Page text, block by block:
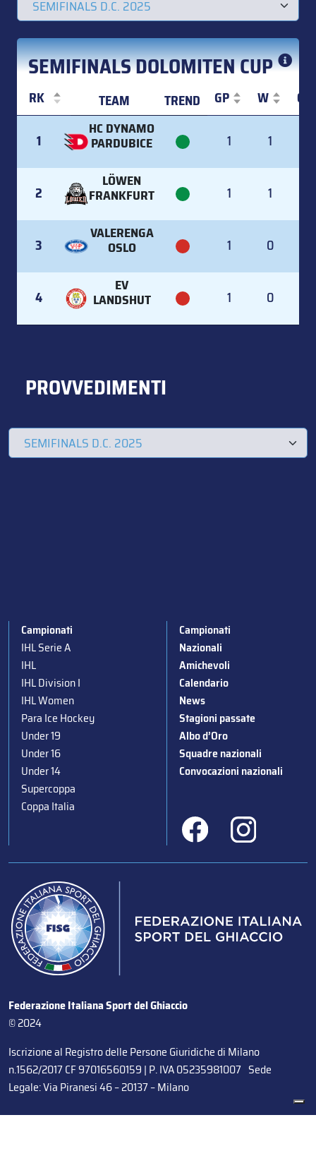
SEMIFINALS DOLOMITEN CUP
RK TEAM TREND GP W
TEAM
1
HC DYNAMO
PARDUBICE 1 1
2
LÖWEN
FRANKFURT 1 1
3
VALERENGA
OSLO 1 0
4
EV
LANDSHUT 1 0
PROVVEDIMENTI
Campionati
IHL Serie A
IHL
IHL Division I
IHL Women
Para Ice Hockey
Under 19
Under 16
Under 14
Supercoppa
Coppa Italia
Campionati
Nazionali
Amichevoli
Calendario
News
Stagioni passate
Albo d’Oro
Squadre nazionali
Convocazioni nazionali
Federazione Italiana Sport del Ghiaccio
© 2024
Iscrizione al Registro delle Persone Giuridiche di Milano
n.1562/2017 CF 97016560159 | P. IVA 05235981007 Sede
Legale: Via Piranesi 46 – 20137 – Milano